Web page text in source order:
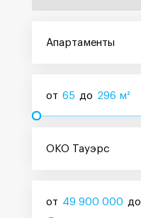
Апартаменты
от 65 до 296 м²
ОКО Тауэрс
от 49 900 000 до